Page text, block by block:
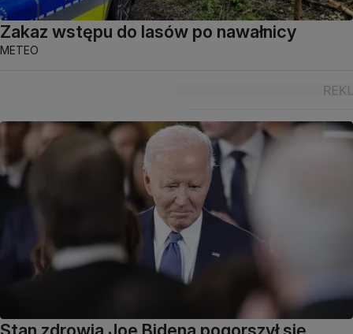
Zakaz wstępu do lasów po nawałnicy
METEO